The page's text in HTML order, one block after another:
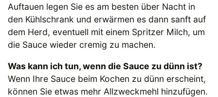
Auftauen legen Sie es am besten über Nacht in
den Kühlschrank und erwärmen es dann sanft auf
dem Herd, eventuell mit einem Spritzer Milch, um
die Sauce wieder cremig zu machen.
Was kann ich tun, wenn die Sauce zu dünn ist?
Wenn Ihre Sauce beim Kochen zu dünn erscheint,
können Sie etwas mehr Allzweckmehl hinzufügen.